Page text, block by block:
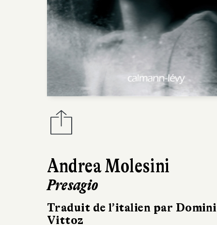
Andrea Molesini
Presagio
Traduit de l’italien par
Vittoz